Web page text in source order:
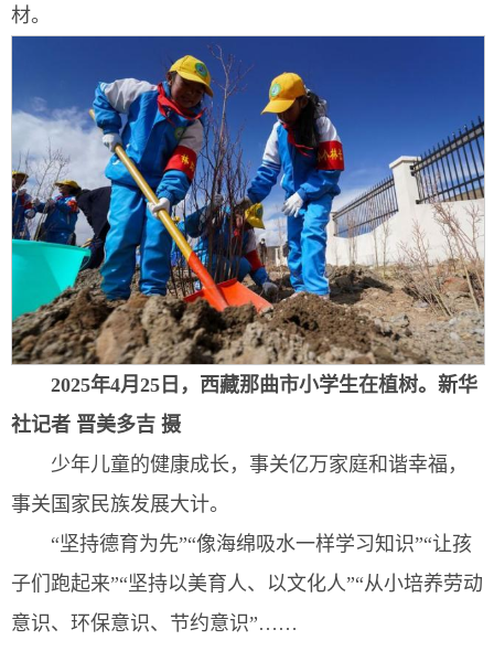
材。
2025年4月25日，西藏那曲市小学生在植树。 新华
社记者 晋美多吉 摄
少年儿童的健康成长，事关亿万家庭和谐幸福，
事关国家民族发展大计。
“坚持德育为先”“像海绵吸水一样学习知识”“让孩
子们跑起来”“坚持以美育人、以文化人”“从小培养劳动
意识、环保意识、节约意识”……